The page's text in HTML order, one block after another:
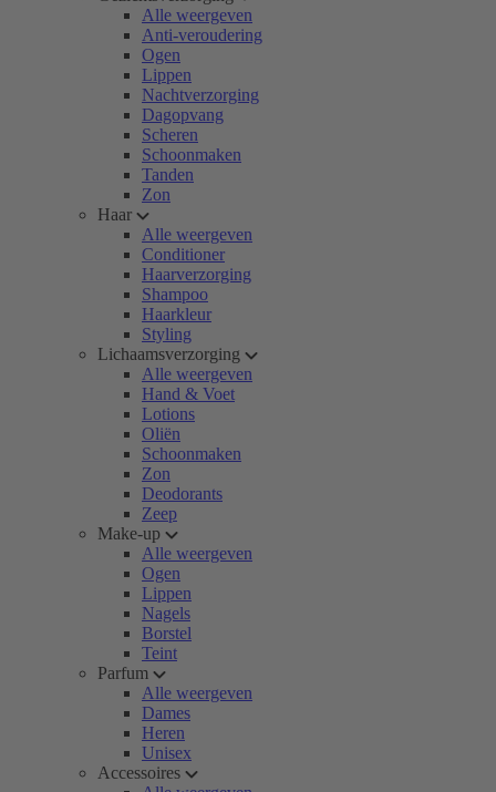
Alle weergeven
Anti-veroudering
Ogen
Lippen
Nachtverzorging
Dagopvang
Scheren
Schoonmaken
Tanden
Zon
Haar
Alle weergeven
Conditioner
Haarverzorging
Shampoo
Haarkleur
Styling
Lichaamsverzorging
Alle weergeven
Hand & Voet
Lotions
Oliën
Schoonmaken
Zon
Deodorants
Zeep
Make-up
Alle weergeven
Ogen
Lippen
Nagels
Borstel
Teint
Parfum
Alle weergeven
Dames
Heren
Unisex
Accessoires